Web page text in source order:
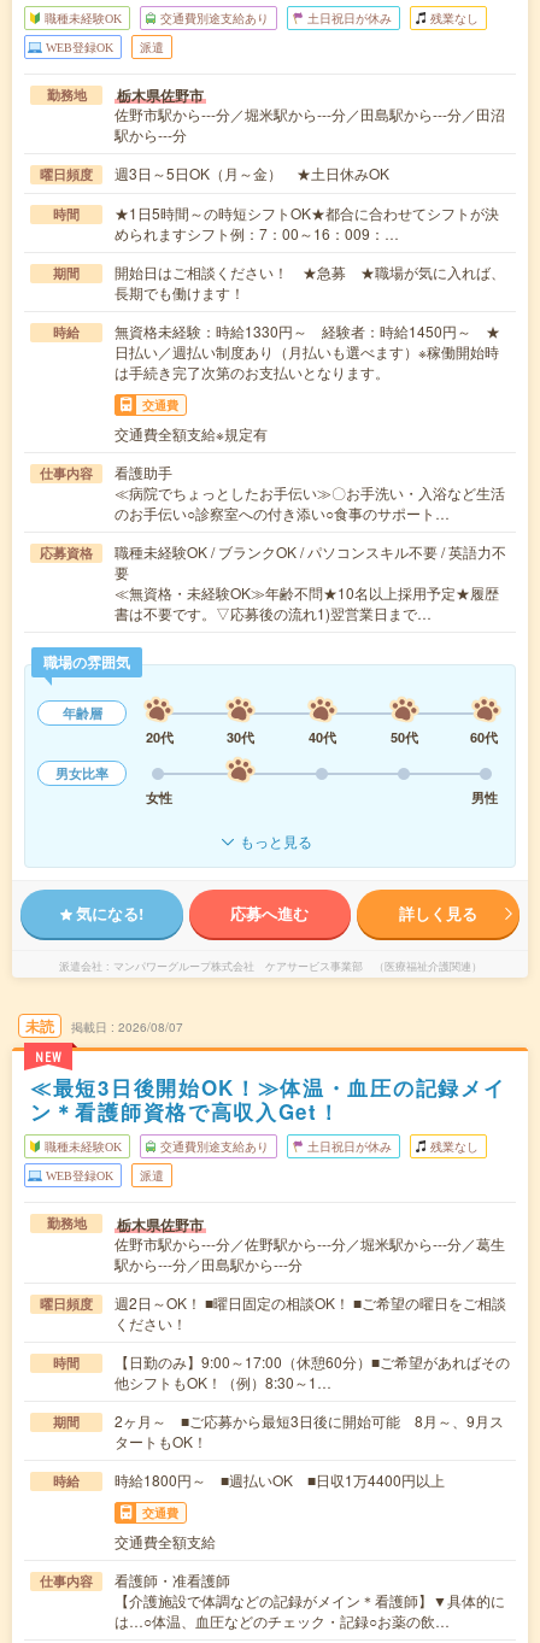
職種未経験OK 交通費別途支給あり 土日祝日が休み 残業なし
WEB登録OK 派遣
勤務地 栃木県佐野市
佐野市駅から---分／堀米駅から---分／田島駅から---分／田沼
駅から---分
曜日頻度 週3日～5日OK（月～金） ★土日休みOK
時間
★1日5時間～の時短シフトOK★都合に合わせてシフトが決
められますシフト例：7：00～16：009：…
期間
開始日はご相談ください！ ★急募 ★職場が気に入れば、
長期でも働けます！
時給
無資格未経験：時給1330円～ 経験者：時給1450円～ ★
日払い／週払い制度あり（月払いも選べます）※稼働開始時
は手続き完了次第のお支払いとなります。
交通費
交通費全額支給※規定有
仕事内容
看護助手
≪病院でちょっとしたお手伝い≫〇お手洗い・入浴など生活
のお手伝い○診察室への付き添い○食事のサポート…
応募資格
職種未経験OK / ブランクOK / パソコンスキル不要 / 英語力不
要
≪無資格・未経験OK≫年齢不問★10名以上採用予定★履歴
書は不要です。▽応募後の流れ1)翌営業日まで…
職場の雰囲気
年齢層
20代
30代 40代 50代
60代
男女比率
女性
男性
もっと見る
気になる! 応募へ進む 詳しく見る
派遣会社 マンパワーグループ株式会社 ケアサービス事業部 （医療福祉介護関連）
未読
NEW
掲載日 2026/08/07
≪最短3日後開始OK！≫体温・血圧の記録メイ
ン＊看護師資格で高収入Get！
職種未経験OK 交通費別途支給あり 土日祝日が休み 残業なし
WEB登録OK 派遣
勤務地 栃木県佐野市
佐野市駅から---分／佐野駅から---分／堀米駅から---分／葛生
駅から---分／田島駅から---分
曜日頻度
週2日～OK！ ■曜日固定の相談OK！ ■ご希望の曜日をご相談
ください！
時間
【日勤のみ】9:00～17:00（休憩60分）■ご希望があればその
他シフトもOK！（例）8:30～1…
期間
2ヶ月～ ■ご応募から最短3日後に開始可能 8月～、9月ス
タートもOK！
時給 時給1800円～ ■週払いOK ■日収1万4400円以上
交通費
交通費全額支給
仕事内容
看護師・准看護師
【介護施設で体調などの記録がメイン＊看護師】▼具体的に
は…○体温、血圧などのチェック・記録○お薬の飲…